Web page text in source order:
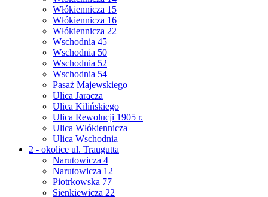
Włókiennicza 15
Włókiennicza 16
Włókiennicza 22
Wschodnia 45
Wschodnia 50
Wschodnia 52
Wschodnia 54
Pasaż Majewskiego
Ulica Jaracza
Ulica Kilińskiego
Ulica Rewolucji 1905 r.
Ulica Włókiennicza
Ulica Wschodnia
2 - okolice ul. Traugutta
Narutowicza 4
Narutowicza 12
Piotrkowska 77
Sienkiewicza 22